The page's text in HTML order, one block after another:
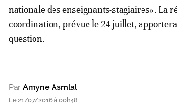
nationale des enseignants-stagiaires». La
coordination, prévue le 24 juillet,
question.
Par Amyne Asmlal
Le 21/07/2016 à 00h48